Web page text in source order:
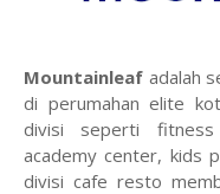
Mountainleaf adalah
di perumahan elite
divisi seperti
academy center, kids
divisi cafe resto